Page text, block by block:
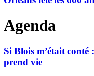
Agenda
Si Blois m’était
prend vie